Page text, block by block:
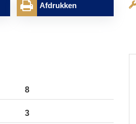
Afdrukken
8
3